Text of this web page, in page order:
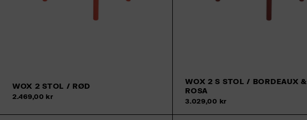
WOX 2 STOL / RØD
2.469,00 kr Tilføj til kurv
WOX 2 S STOL / BORDEAUX &
ROSA
3.029,00 kr